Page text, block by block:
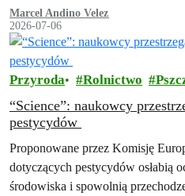
Marcel Andino Velez
2026-07-06
Przyroda Rolnictwo
“Science”: naukowcy
pestycydów
Proponowane przez Komisję
dotyczących pestycydów osłabią
środowiska i spowolnią